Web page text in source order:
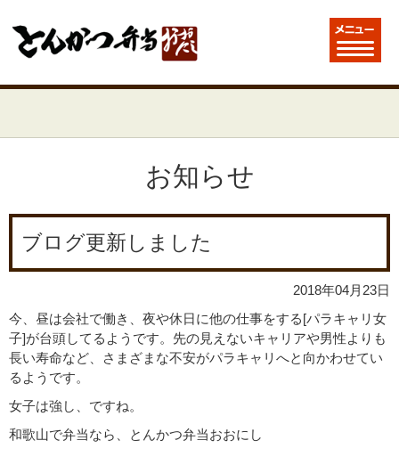
お知らせ
ブログ更新しました
2018年04月23日
今、昼は会社で働き、夜や休日に他の仕事をする[パラキャリ女
子]が台頭してるようです。先の見えないキャリアや男性よりも
長い寿命など、さまざまな不安がパラキャリへと向かわせてい
るようです。
女子は強し、ですね。
和歌山で弁当なら、とんかつ弁当おおにし